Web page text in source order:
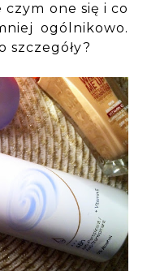
czym one się i co
ogólnikowo.
szczegóły?